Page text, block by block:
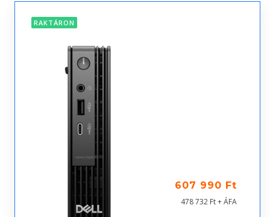
RAKTÁRON
607 990 Ft
478 732 Ft + ÁFA